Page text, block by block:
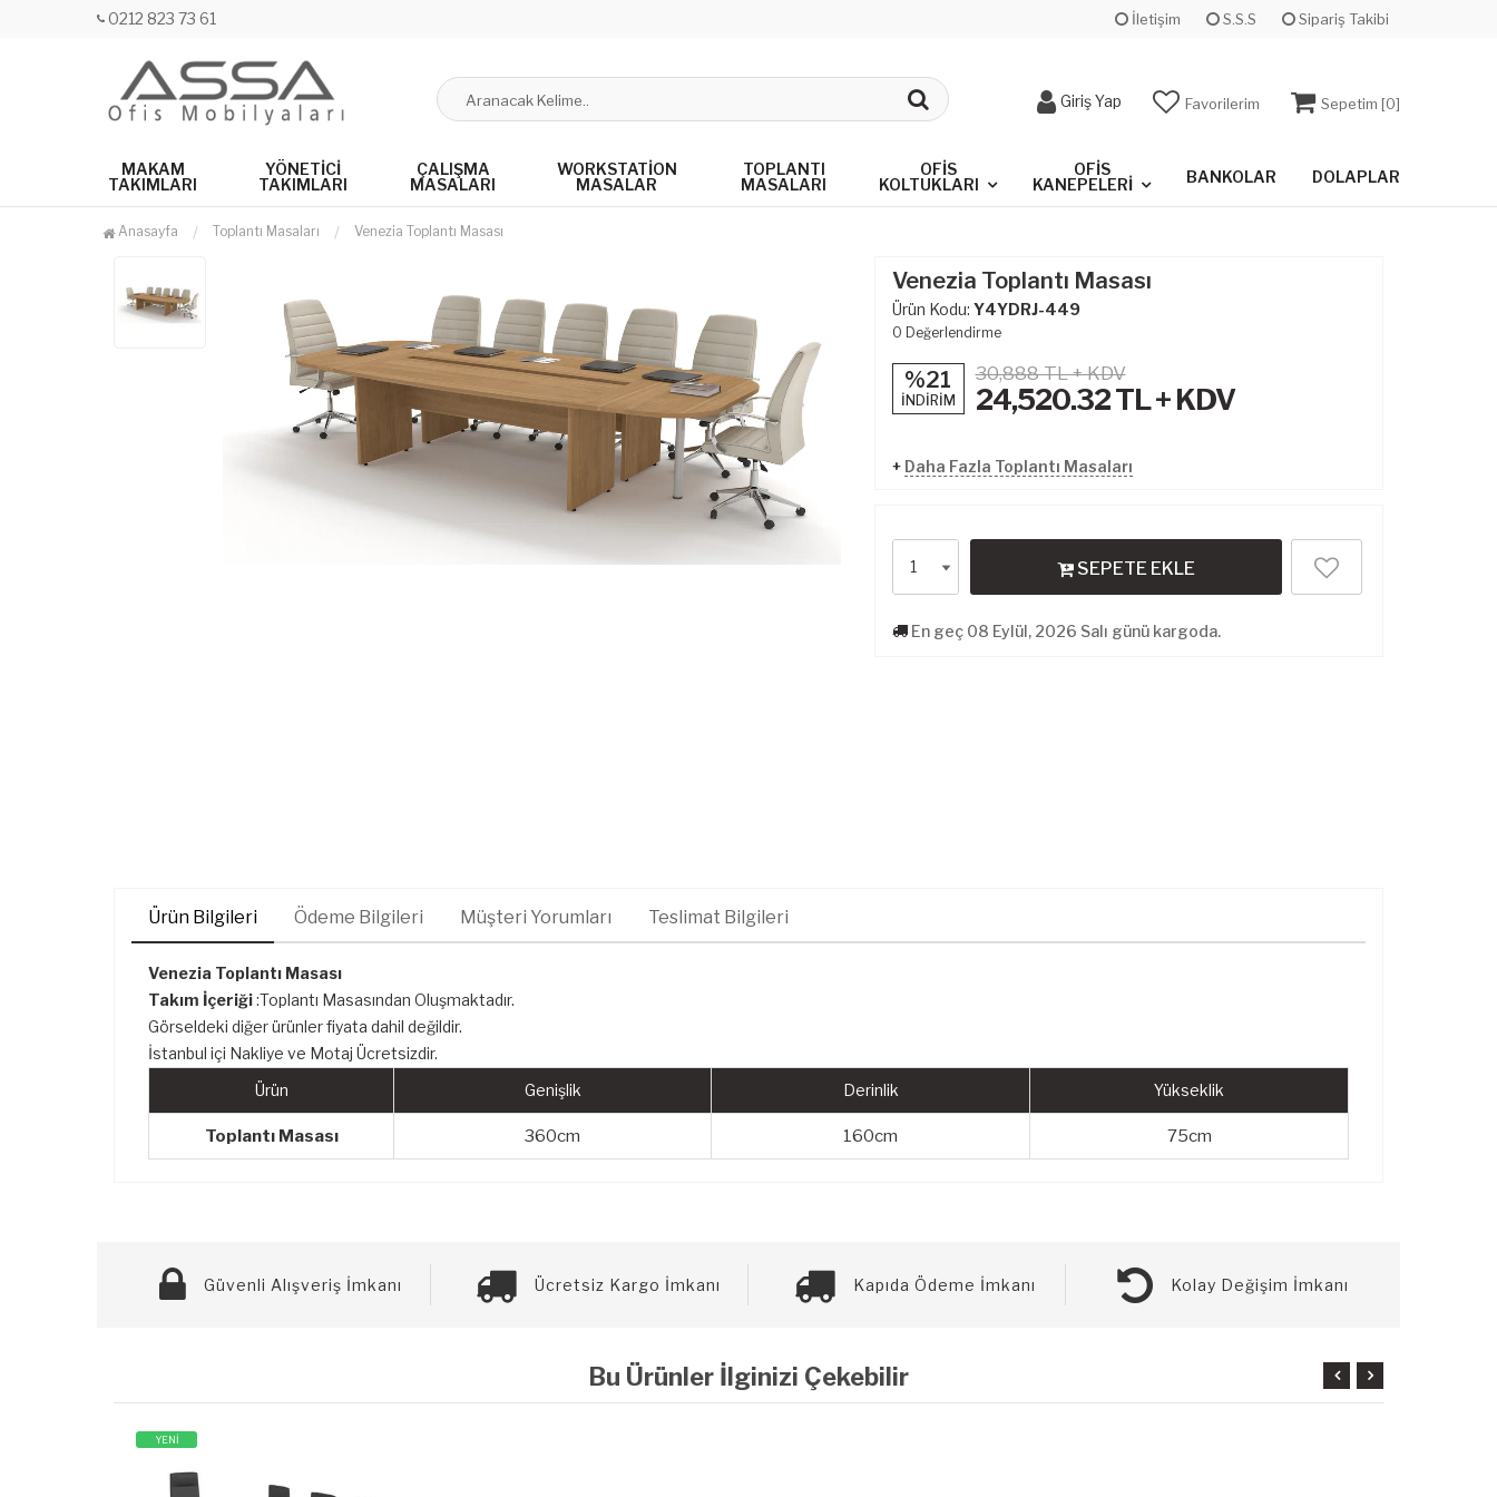
0212 823 73 61 İletişim S.S.S Sipariş Takibi
Giriş Yap Favorilerim Sepetim [0]
MAKAM
TAKIMLARI
YÖNETICI
TAKIMLARI
ÇALIŞMA
MASALARI
WORKSTATION
MASALAR
TOPLANTI
MASALARI
OFIS
KOLTUKLARI
OFIS
KANEPELERI
BANKOLAR DOLAPLAR
Anasayfa Toplantı Masaları Venezia Toplantı Masası
Venezia Toplantı Masası
Ürün Kodu: Y4YDRJ-449
0 Değerlendirme
%21
İNDİRİM
30,888 TL + KDV
24,520.32TL + KDV
+ Daha Fazla Toplantı Masaları
SEPETE EKLE
En geç 08 Eylül, 2026 Salı günü kargoda.
Ürün Bilgileri Ödeme Bilgileri Müşteri Yorumları Teslimat Bilgileri
Venezia Toplantı Masası
Takım İçeriği:Toplantı Masasından Oluşmaktadır.
Görseldeki diğer ürünler fiyata dahil değildir.
İstanbul içi Nakliye ve Motaj Ücretsizdir.
Ürün
Genişlik Derinlik Yükseklik
Toplantı Masası 360cm 160cm 75cm
Güvenli Alışveriş İmkanı Ücretsiz Kargo İmkanı Kapıda Ödeme İmkanı Kolay Değişim İmkanı
Bu Ürünler İlginizi Çekebilir